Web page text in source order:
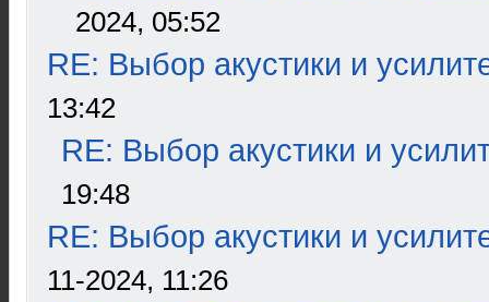
2024, 05:52
RE: Выбор акустики и
13:42
RE: Выбор акустики и
19:48
RE: Выбор акустики и
11-2024, 11:26